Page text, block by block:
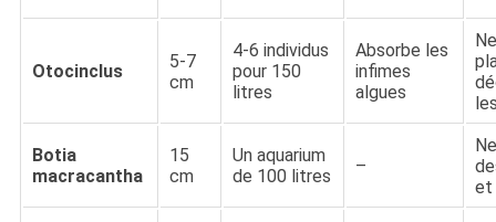
Otocinclus
5-7
cm
4-6 individus
pour 150
litres
Absorbe les
infimes
algues
Botia
macracantha
15
cm
Un aquarium
de 100 litres
–
et